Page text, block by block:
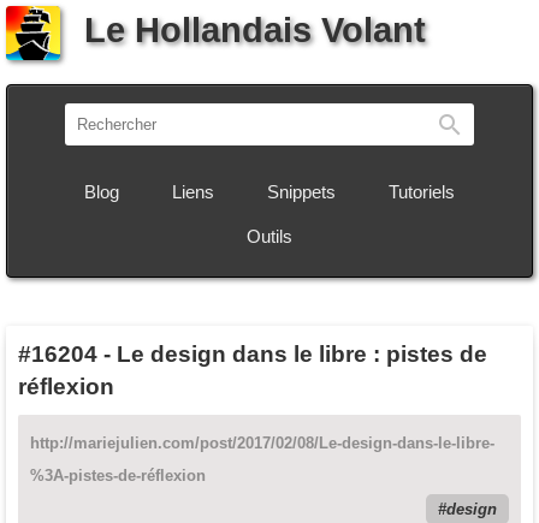
Le Hollandais Volant
Blog Liens Snippets Tutoriels
Outils
#16204 - Le design dans le libre : pistes de
réflexion
http://mariejulien.com/post/2017/02/08/Le-design-dans-le-libre-
%3A-pistes-de-réflexion
design